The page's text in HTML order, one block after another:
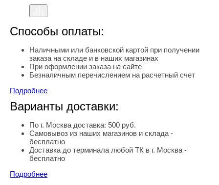
Способы оплаты:
Наличными или банковской картой при получении
заказа на складе и в наших магазинах
При оформлении заказа на сайте
Безналичным перечислением на расчетный счет
Подробнее
Варианты доставки:
По г. Москва доставка: 500 руб.
Самовывоз из наших магазинов и склада -
бесплатно
Доставка до терминала любой ТК в г. Москва -
бесплатно
Подробнее